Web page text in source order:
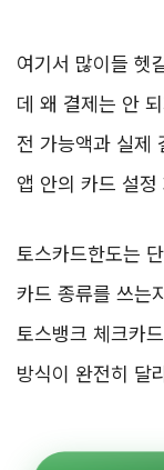
여기서 많이들 헷
데 왜 결제는 안
전 가능액과 실제
앱 안의 카드 설정
토스카드한도는
카드 종류를 쓰는
토스뱅크 체크카
방식이 완전히 달